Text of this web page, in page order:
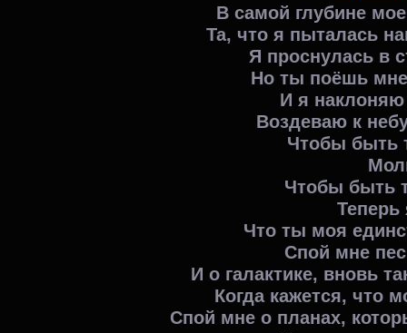
В самой глубине
Та, что я пыталась
Я проснулась в
Но ты поёшь
И я наклоняю
Воздеваю к
Чтобы быть
Чтобы быть
Теперь
Что ты моя
Спой мне
И о галактике, вновь
Когда кажется, что
Спой мне о планах,